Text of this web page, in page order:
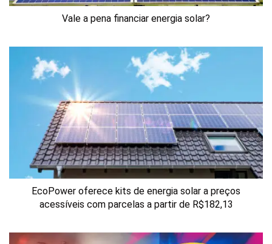
Vale a pena financiar energia solar?
EcoPower oferece kits de energia solar a preços
acessíveis com parcelas a partir de R$182,13